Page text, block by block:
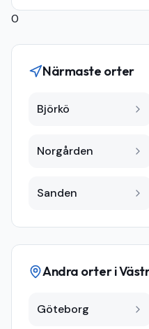
0
Närmaste orter
Björkö
Norgården
Sanden
Andra orter i
Göteborg